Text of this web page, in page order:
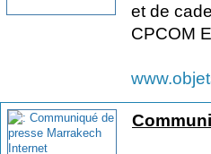
et de
CPCOM